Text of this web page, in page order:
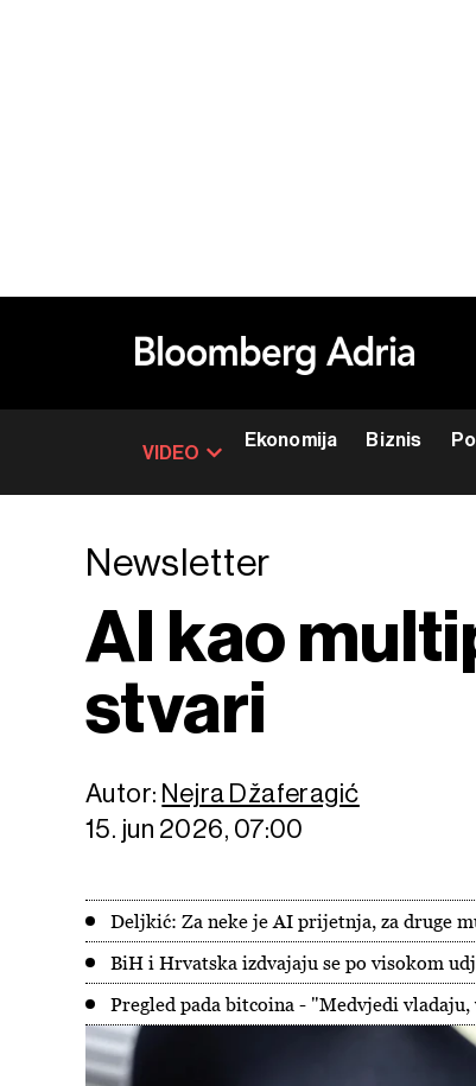
VIDEO
Ekonomija Biznis
Newsletter
AI kao
stvari
Autor: Nejra Džaferagić
15. jun 2026, 07:00
Deljkić: Za neke je AI prijetnja, za druge
BiH i Hrvatska izdvajaju se po visokom
Pregled pada bitcoina - "Medvjedi